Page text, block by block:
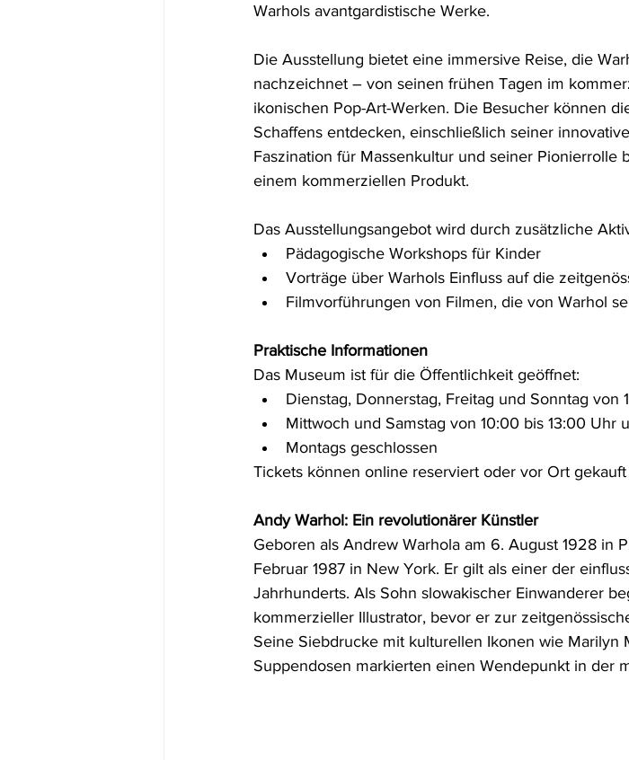
Warhols avantgardistische Werke.
Die Ausstellung bietet eine immersive Reise, die
nachzeichnet – von seinen frühen Tagen im
ikonischen Pop-Art-Werken. Die Besucher können
Schaffens entdecken, einschließlich seiner
Faszination für Massenkultur und seiner Pionierrolle
einem kommerziellen Produkt.
Das Ausstellungsangebot wird durch zusätzliche
Pädagogische Workshops für Kinder
Vorträge über Warhols Einfluss auf die
Filmvorführungen von Filmen, die von Warhol
Praktische Informationen
Das Museum ist für die Öffentlichkeit geöffnet:
Dienstag, Donnerstag, Freitag und Sonntag von
Mittwoch und Samstag von 10:00 bis 13:00 Uhr
Montags geschlossen
Tickets können online reserviert oder vor Ort
Andy Warhol: Ein revolutionärer Künstler
Geboren als Andrew Warhola am 6. August 1928 in
Februar 1987 in New York. Er gilt als einer der
Jahrhunderts. Als Sohn slowakischer Einwanderer
kommerzieller Illustrator, bevor er zur
Seine Siebdrucke mit kulturellen Ikonen wie Marilyn
Suppendosen markierten einen Wendepunkt in der